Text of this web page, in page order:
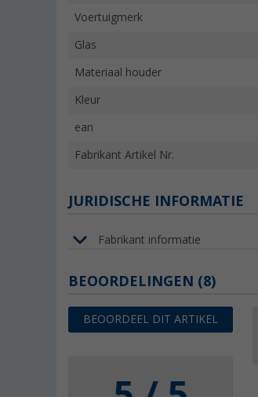
Voertuigmerk
Glas
Materiaal houder
Kleur
ean
Fabrikant Artikel Nr.
JURIDISCHE INFORMATIE
Fabrikant informatie
BEOORDELINGEN (8)
BEOORDEEL DIT ARTIKEL